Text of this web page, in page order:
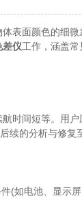
面颜色的细微
差仪工作，涵盖
间短等。用
续的分析与修复
如电池、显示